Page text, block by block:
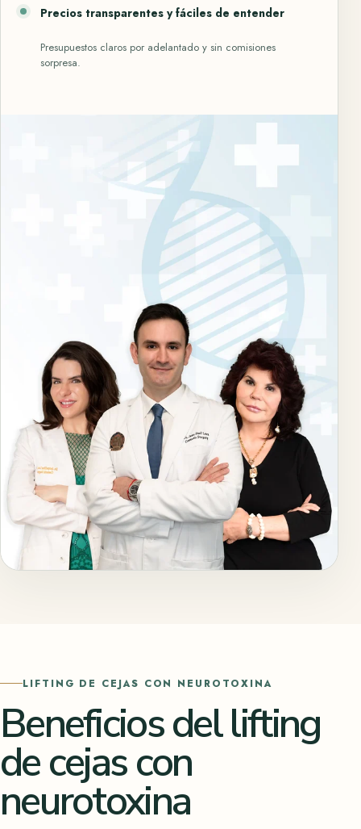
Precios transparentes y fáciles de entender
Presupuestos claros por adelantado y sin comisiones
sorpresa.
LIFTING DE CEJAS CON NEUROTOXINA
Beneficios del lifting
de cejas con
neurotoxina